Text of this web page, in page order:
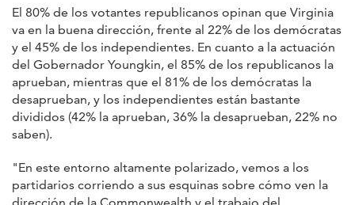
El 80% de los votantes republicanos opinan que Virginia
va en la buena dirección, frente al 22% de los demócratas
y el 45% de los independientes. En cuanto a la actuación
del Gobernador Youngkin, el 85% de los republicanos la
aprueban, mientras que el 81% de los demócratas la
desaprueban, y los independientes están bastante
divididos (42% la aprueban, 36% la desaprueban, 22% no
saben).
"En este entorno altamente polarizado, vemos a los
partidarios corriendo a sus esquinas sobre cómo ven la
dirección de la Commonwealth y el trabajo del